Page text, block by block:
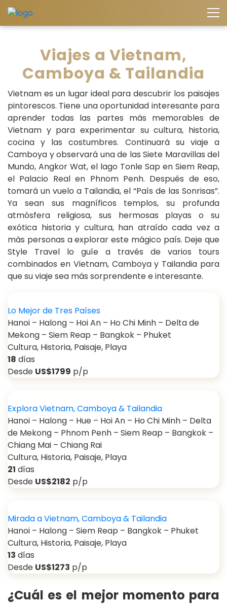
Viajes a Vietnam,
Camboya & Tailandia
Vietnam es un lugar ideal para descubrir los paisajes
pintorescos. Tiene una oportunidad interesante para
aprender todas las partes más memorables de
Vietnam y para experimentar su cultura, historia,
cocina y las costumbres. Continuará su viaje a
Camboya y observará una de las Siete Maravillas del
Mundo, Angkor Wat, el lago Tonle Sap en Siem Reap,
el Palacio Real en Phnom Penh. Después de eso,
tomará un vuelo a Tailandia, el “País de las Sonrisas”.
Ya sean sus magníficos templos, su profunda
atmósfera religiosa, sus hermosas playas o su
exótica historia y cultura, han atraído cada vez a
más personas a explorar este mágico país. Deje que
Style Travel lo guíe a través de varios tours
combinados en Vietnam, Camboya y Tailandia para
que su viaje sea más sorprendente e interesante.
Lo Mejor de Tres Países
Hanoi – Halong – Hoi An – Ho Chi Minh – Delta de
Mekong – Siem Reap – Bangkok – Phuket
Cultura, Historia, Paisaje, Playa
18 días
Desde US$1799 p/p
Explora Vietnam, Camboya & Tailandia
Hanoi – Halong – Hue – Hoi An – Ho Chi Minh – Delta
de Mekong – Phnom Penh – Siem Reap – Bangkok –
Chiang Mai – Chiang Rai
Cultura, Historia, Paisaje, Playa
21 días
Desde US$2182 p/p
Mirada a Vietnam, Camboya & Tailandia
Hanoi – Halong – Siem Reap – Bangkok – Phuket
Cultura, Historia, Paisaje, Playa
13 días
Desde US$1273 p/p
¿Cuál es el mejor momento para